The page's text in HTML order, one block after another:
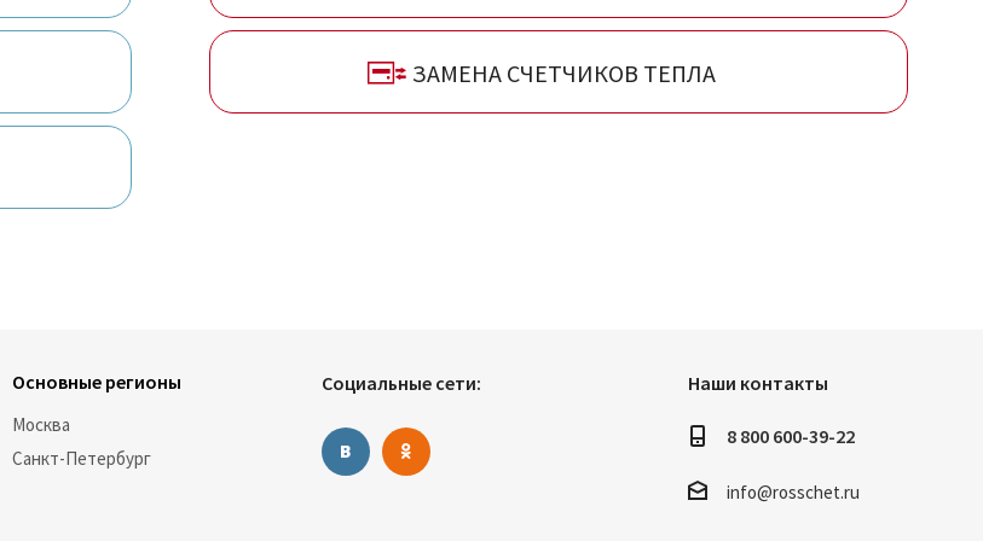
Серпухов, Солнечногорск, Ступино,
Химки, Черноголовка, Чехов, Шатура,
Щёлково, Электрогорск, Электросталь,
ЗАМЕНА СЧЕТЧИКОВ ТЕПЛА
Основные регионы
Москва
Санкт-Петербург
Социальные сети: Наши контакты
8 800 600-39-22
info@rosschet.ru